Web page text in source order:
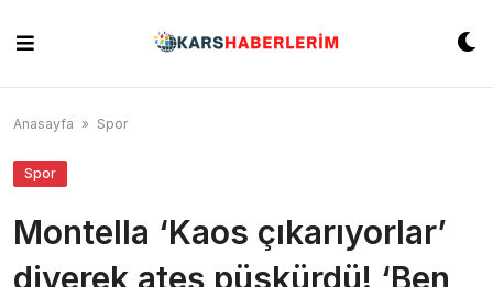
content
Anasayfa » Spor
Spor
Montella ‘Kaos çıkarıyorlar’
diyerek ateş püskürdü! ‘Ben